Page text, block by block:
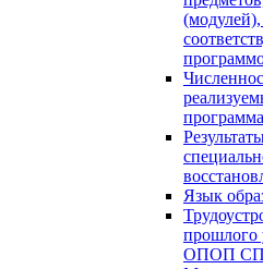
Язык
прошлого
ОПОП СПО